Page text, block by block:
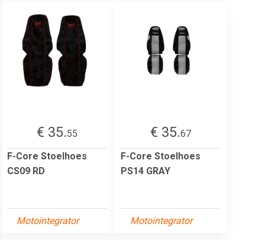
€ 35.55
F-Core Stoelhoes
CS09 RD
Motointegrator
€ 35.67
F-Core Stoelhoes
PS14 GRAY
Motointegrator